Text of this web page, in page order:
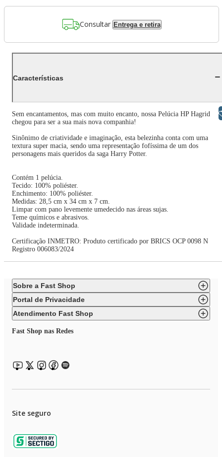
Consultar Entrega e retira
Características
Sem encantamentos, mas com muito encanto, nossa Pelúcia HP Hagrid
chegou para ser a sua mais nova companhia!
Sinônimo de criatividade e imaginação, esta belezinha conta com uma
textura super macia, sendo uma representação fofíssima de um dos
personagens mais queridos da saga Harry Potter.
Contém 1 pelúcia.
Tecido: 100% poliéster.
Enchimento: 100% poliéster.
Medidas: 28,5 cm x 34 cm x 7 cm.
Limpar com pano levemente umedecido nas áreas sujas.
Teme químicos e abrasivos.
Validade indeterminada.
Certificação INMETRO: Produto certificado por BRICS OCP 0098 N
Registro 006083/2024
Sobre a Fast Shop
Portal de Privacidade
Atendimento Fast Shop
Fast Shop nas Redes
Site seguro
Libras